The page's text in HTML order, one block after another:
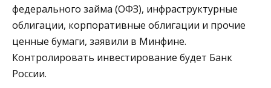
федерального займа (ОФЗ), инфраструктурные
облигации, корпоративные облигации и прочие
ценные бумаги, заявили в Минфине.
Контролировать инвестирование будет Банк
России.